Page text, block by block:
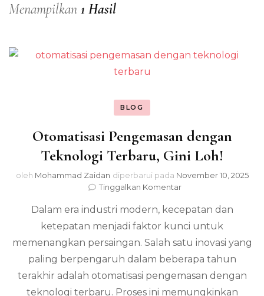
Menampilkan 1 Hasil
BLOG
Otomatisasi Pengemasan dengan
Teknologi Terbaru, Gini Loh!
oleh Mohammad Zaidan diperbarui pada November 10, 2025
Tinggalkan Komentarpada
Pengemasan
dengan
Terbaru,
Gini
Dalam era industri modern, kecepatan dan
ketepatan menjadi faktor kunci untuk
memenangkan persaingan. Salah satu inovasi yang
paling berpengaruh dalam beberapa tahun
terakhir adalah otomatisasi pengemasan dengan
teknologi terbaru. Proses ini memungkinkan